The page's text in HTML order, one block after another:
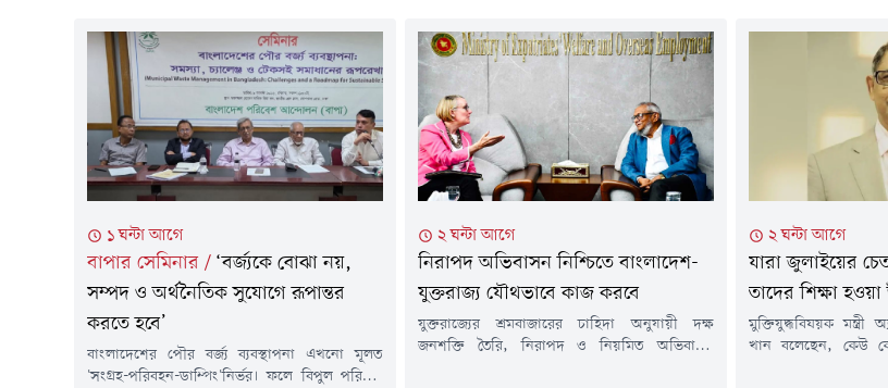
১ ঘন্টা আগে
বাপার সেমিনার / ‘বর্জ্যকে বোঝা নয়,
সম্পদ ও অর্থনৈতিক সুযোগে রূপান্তর
করতে হবে’
বাংলাদেশের পৌর বর্জ্য ব্যবস্থাপনা এখনো মূলত
'সংগ্রহ-পরিবহন-ডাম্পিং'নির্ভর। ফলে বিপুল পরিমাণ
২ ঘন্টা আগে
নিরাপদ অভিবাসন নিশ্চিতে বাংলাদেশ-
যুক্তরাজ্য যৌথভাবে কাজ করবে
যুক্তরাজ্যের শ্রমবাজারের চাহিদা অনুযায়ী দক্ষ
জনশক্তি তৈরি, নিরাপদ ও নিয়মিত অভিবাসন
২ ঘন্টা আগে
যারা জুলাইয়ের
তাদের শিক্ষা হওয়া
মুক্তিযুদ্ধবিষয়ক
খান বলেছেন, কেউ